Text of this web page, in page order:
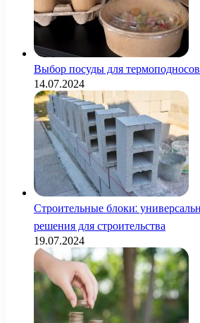
Выбор посуды для
14.07.2024
Строительные блоки:
решения для строительства
19.07.2024